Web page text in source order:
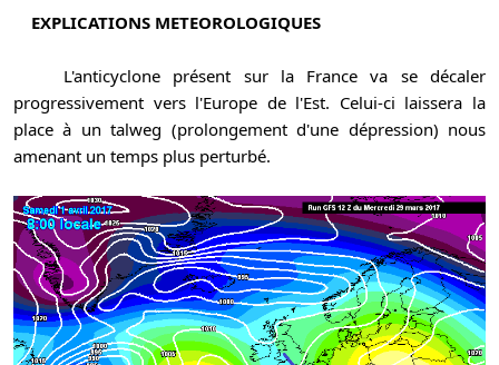
EXPLICATIONS METEOROLOGIQUES
L'anticyclone présent sur la France va se décaler
progressivement vers l'Europe de l'Est. Celui-ci laissera la
place à un talweg (prolongement d'une dépression) nous
amenant un temps plus perturbé.